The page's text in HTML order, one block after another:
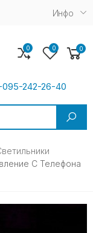
Инфо
242-26-40
0 0 0
С Телефона